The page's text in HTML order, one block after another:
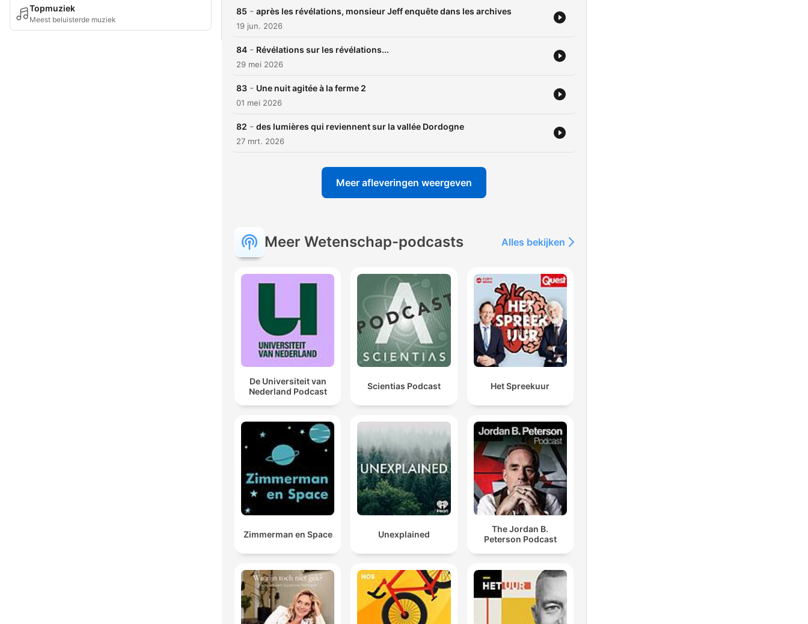
Topmuziek
Meest beluisterde muziek
85 - après les révélations, monsieur Jeff enquête dans les archives
19 jun. 2026
84 - Révélations sur les révélations...
29 mei 2026
83 - Une nuit agitée à la ferme 2
01 mei 2026
82 - des lumières qui reviennent sur la vallée Dordogne
27 mrt. 2026
Meer afleveringen weergeven
Meer Wetenschap-podcasts Alles bekijken
De Universiteit van
Nederland Podcast
Scientias Podcast Het Spreekuur
Zimmerman en Space Unexplained
The Jordan B.
Peterson Podcast